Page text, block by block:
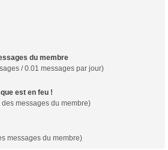
du membre
/ 0.01 messages par jour)
est en feu !
messages du membre)
messages du membre)